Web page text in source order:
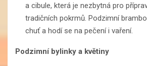
a cibule, která je nezbytná pro
tradičních pokrmů. Podzimní
chuť a hodí se na pečení i vaření.
Podzimní bylinky a květiny